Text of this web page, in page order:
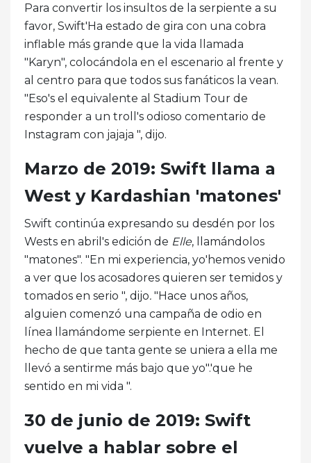
Para convertir los insultos de la serpiente a su
favor, Swift'Ha estado de gira con una cobra
inflable más grande que la vida llamada
"Karyn", colocándola en el escenario al frente y
al centro para que todos sus fanáticos la vean.
"Eso's el equivalente al Stadium Tour de
responder a un troll's odioso comentario de
Instagram con jajaja ", dijo.
Marzo de 2019: Swift llama a
West y Kardashian 'matones'
Swift continúa expresando su desdén por los
Wests en abril's edición de Elle, llamándolos
"matones". "En mi experiencia, yo'hemos venido
a ver que los acosadores quieren ser temidos y
tomados en serio ", dijo. "Hace unos años,
alguien comenzó una campaña de odio en
línea llamándome serpiente en Internet. El
hecho de que tanta gente se uniera a ella me
llevó a sentirme más bajo que yo".'que he
sentido en mi vida ".
30 de junio de 2019: Swift
vuelve a hablar sobre el